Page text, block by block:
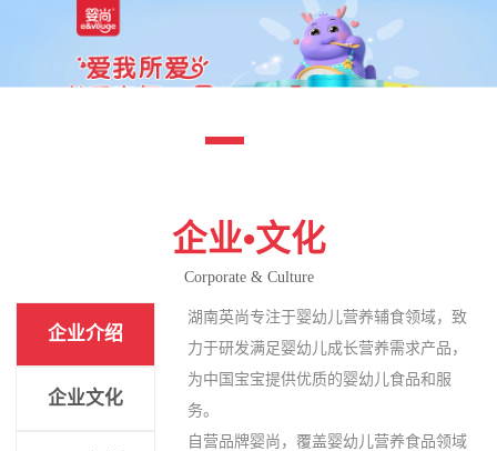
企业•文化
Corporate & Culture
企业介绍
企业文化
湖南英尚专注于婴幼儿营养辅食领域，致
力于研发满足婴幼儿成长营养需求产品，
为中国宝宝提供优质的婴幼儿食品和服
务。
自营品牌婴尚，覆盖婴幼儿营养食品领域